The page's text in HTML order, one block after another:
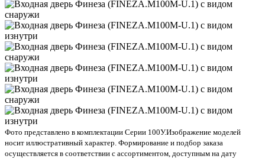
Фото представлено в комплектации Серии 100У.Изображение моделей
носит иллюстративный характер. Формирование и подбор заказа
осуществляется в соответствии с ассортиментом, доступным на дату